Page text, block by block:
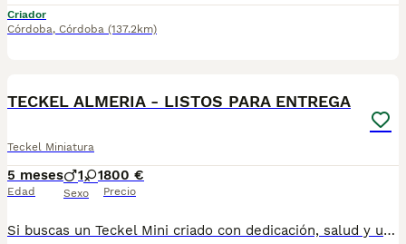
Criador
Córdoba, Córdoba (137.2km)
TECKEL ALMERIA - LISTOS PARA ENTREGA
Teckel Miniatura
5 meses
Edad
1 1
Sexo
800 €
Precio
Si buscas un Teckel Mini criado con dedicación, salud y una excelente socialización desde sus primeras semanas de vida, estaremos encantados de ayudarte. 🚚 Realizamos entregas en toda España, con especial frecuencia en Andalucía: Sevilla, Málaga, Cádiz, Córdoba, Granada, Jaén, Huelva y Almería. También entregamos habitualmente en Marbella, Jerez de la Frontera, Estepona, Fuengirola, Benalmádena, Mijas, Dos Hermanas y cualquier punto de España. Entrega 100% a contrarreembolso. No tendrás que adelantar el importe del cachorro. Lo recibirás en la puerta de tu casa mediante transporte especializado y podrás comprobar que todo está correcto antes de realizar el pago. Nuestros cachorros se entregan: ✅ Vacunados y desparasitados según su edad. ✅ Con microchip, cartilla veterinaria y documentación al día. ✅ Revisados veterinariamente antes de salir de nuestras instalaciones. ✅ Procedentes de excelentes líneas, seleccionadas por salud, carácter y morfología. ✅ Perfectamente socializados y acostumbrados al contacto diario con personas. ✅ Iniciados en el aprendizaje para hacer sus necesidades sobre empapador, facilitando su adaptación al nuevo hogar.670864332 GRACIAS